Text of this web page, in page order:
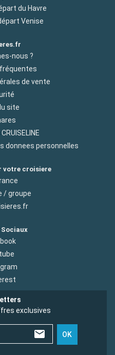
du Havre
Venise
nous ?
de vente
site
donnees personnelles
votre croisiere
/ groupe
Sociaux
exclusives
OK